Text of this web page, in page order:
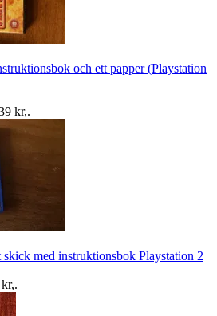
och ett papper (Playstation
kr,.
med instruktionsbok Playstation 2
,.